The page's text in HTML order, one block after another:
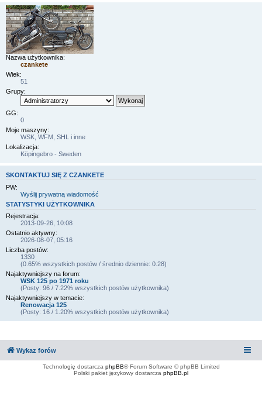
Nazwa użytkownika:
czankete
Wiek:
51
Grupy:
GG:
0
Moje maszyny:
WSK, WFM, SHL i inne
Lokalizacja:
Köpingebro - Sweden
SKONTAKTUJ SIĘ Z CZANKETE
PW:
Wyślij prywatną wiadomość
STATYSTYKI UŻYTKOWNIKA
Rejestracja:
2013-09-26, 10:08
Ostatnio aktywny:
2026-08-07, 05:16
Liczba postów:
1330
(0.65% wszystkich postów / średnio dziennie: 0.28)
Najaktywniejszy na forum:
WSK 125 po 1971 roku
(Posty: 96 / 7.22% wszystkich postów użytkownika)
Najaktywniejszy w temacie:
Renowacja 125
(Posty: 16 / 1.20% wszystkich postów użytkownika)
Wykaz forów
Technologię dostarcza phpBB® Forum Software © phpBB Limited
Polski pakiet językowy dostarcza phpBB.pl